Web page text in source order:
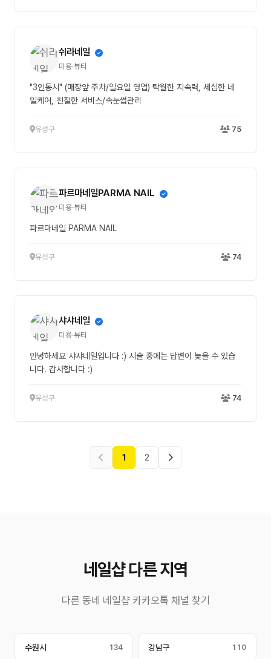
쉬라네일
미용·뷰티
"3인동시" (매장앞 주차/일요일 영업) 탁월한 지속력, 세심한 네
일케어, 친절한 서비스/속눈썹관리
유성구 75
파르마네일PARMA NAIL
미용·뷰티
파르마네일 PARMA NAIL
유성구 74
샤샤네일
미용·뷰티
안녕하세요 샤샤네일입니다 :) 시술 중에는 답변이 늦을 수 있습
니다. 감사합니다 :)
유성구 74
1 2
네일샵 다른 지역
다른 동네 네일샵 카카오톡 채널 찾기
수원시 134 강남구 110